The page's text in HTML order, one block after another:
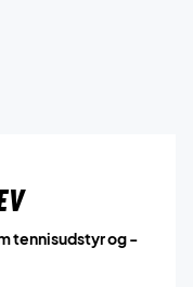
tennisudstyr og -